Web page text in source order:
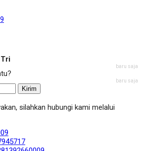
Tri
baru saja
baru saja
Kirim
silahkan hubungi kami melalui